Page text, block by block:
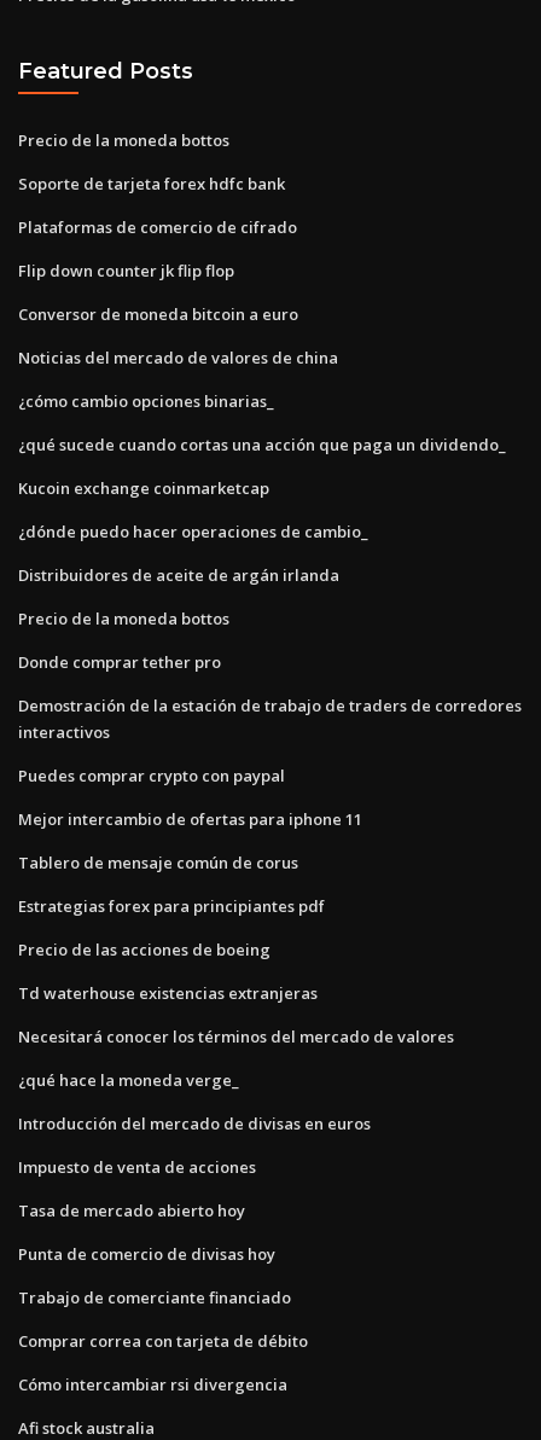
Featured Posts
Precio de la moneda bottos
Soporte de tarjeta forex hdfc bank
Plataformas de comercio de cifrado
Flip down counter jk flip flop
Conversor de moneda bitcoin a euro
Noticias del mercado de valores de china
¿cómo cambio opciones binarias_
¿qué sucede cuando cortas una acción que paga un dividendo_
Kucoin exchange coinmarketcap
¿dónde puedo hacer operaciones de cambio_
Distribuidores de aceite de argán irlanda
Precio de la moneda bottos
Donde comprar tether pro
Demostración de la estación de trabajo de traders de corredores
interactivos
Puedes comprar crypto con paypal
Mejor intercambio de ofertas para iphone 11
Tablero de mensaje común de corus
Estrategias forex para principiantes pdf
Precio de las acciones de boeing
Td waterhouse existencias extranjeras
Necesitará conocer los términos del mercado de valores
¿qué hace la moneda verge_
Introducción del mercado de divisas en euros
Impuesto de venta de acciones
Tasa de mercado abierto hoy
Punta de comercio de divisas hoy
Trabajo de comerciante financiado
Comprar correa con tarjeta de débito
Cómo intercambiar rsi divergencia
Afi stock australia